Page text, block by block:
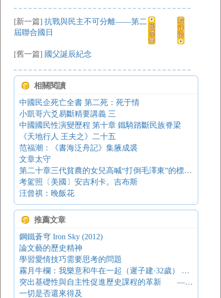
[新一篇] 抗戰與民主不可分離——第二
屆聯合國日
[舊一篇] 國父誕辰紀念
相關閱讀
中國民企死亡全書 第二死：死于情
小凱哥六爻易斷精要講義 三
中國國民性演變歷程 第十章 鐵騎踏斷民族脊梁
《天地行人 王夫之》二十五
范福潮：《書海泛舟記》集腋成裘
文章太守
第二十章三代貧農的女兒高喊“打倒毛澤東”的標語牌闖中南海
考駕照〔美國〕安吉利卡。吉布斯
汪曾祺：晚飯花
推薦文章
鋼鐵蒼穹 Iron Sky (2012)
論文藝的歷史精神
學習愛情技巧需要思考的問題
霧月牛欄：我樂意和牛在一起（遲子建·32歲） 文學青年
突出基礎性與自主性促進歷史課程的革新 ——讀人教版《中國歷史》（七年級）實驗教科書有感
一切是否還來得及